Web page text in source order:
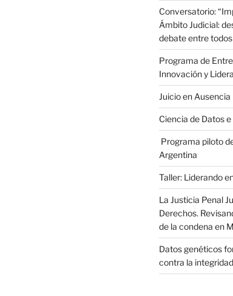
Conversatorio:
Ámbito Judicial:
debate entre
Programa de
Innovación y
Juicio en Ausencia
Ciencia de Datos
Programa piloto
Argentina
Taller: Liderando
La Justicia Penal
Derechos.
de la condena en
Datos genéticos
contra la